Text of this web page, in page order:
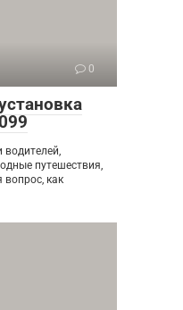
0
путешествия,
вопрос, как